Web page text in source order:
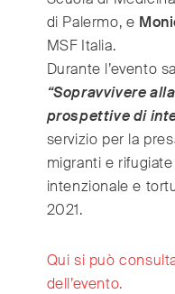
di Palermo, e
MSF Italia.
Durante l’evento
“Sopravvivere
prospettive di
servizio per la
migranti e
intenzionale e
2021.
Qui si può
dell’evento.